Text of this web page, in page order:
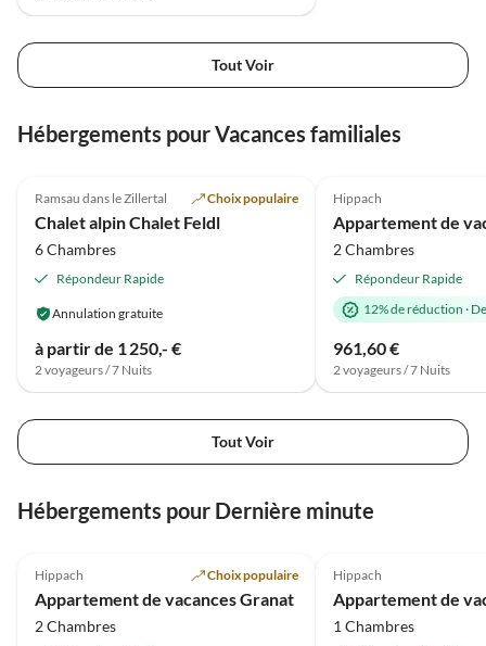
Tout Voir
Hébergements pour Vacances familiales
Ramsau dans le Zillertal Choix populaire
Chalet alpin Chalet Feldl
6 Chambres
Répondeur Rapide
Annulation gratuite
à partir de 1 250,- €
2 voyageurs / 7 Nuits
Hippach
Appartement de
2 Chambres
Répondeur Rapide
12% de réduction ·
961,60 €
2 voyageurs / 7 Nuits
Tout Voir
Hébergements pour Dernière minute
Hippach Choix populaire
Appartement de vacances Granat
2 Chambres
Hippach
1 Chambres